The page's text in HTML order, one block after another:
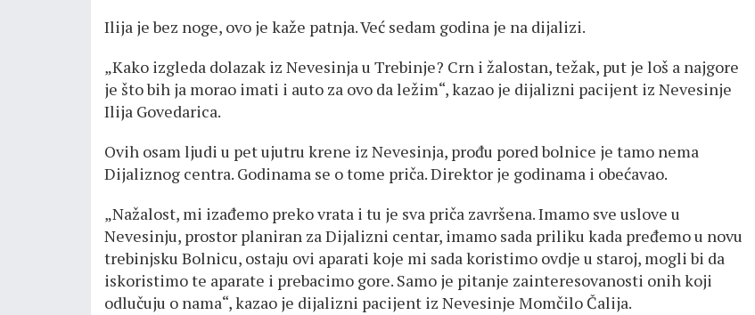
Ilija je bez noge, ovo je kaže patnja. Već sedam godina je na dijalizi.
„Кako izgleda dolazak iz Nevesinja u Trebinje? Crn i žalostan, težak, put je loš a najgore
je što bih ja morao imati i auto za ovo da ležim“, kazao je dijalizni pacijent iz Nevesinje
Ilija Govedarica.
Ovih osam ljudi u pet ujutru krene iz Nevesinja, prođu pored bolnice je tamo nema
Dijaliznog centra. Godinama se o tome priča. Direktor je godinama i obećavao.
„Nažalost, mi izađemo preko vrata i tu je sva priča završena. Imamo sve uslove u
Nevesinju, prostor planiran za Dijalizni centar, imamo sada priliku kada pređemo u novu
trebinjsku Bolnicu, ostaju ovi aparati koje mi sada koristimo ovdje u staroj, mogli bi da
iskoristimo te aparate i prebacimo gore. Samo je pitanje zainteresovanosti onih koji
odlučuju o nama“, kazao je dijalizni pacijent iz Nevesinje Momčilo Čalija.